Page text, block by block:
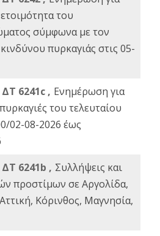
του
σύμφωνα με τον
πυρκαγιάς στις 05-
6241c , Ενημέρωση για
του τελευταίου
02-08-2026 έως
6241b , Συλλήψεις και
προστίμων σε Αργολίδα,
Κόρινθος, Μαγνησία,